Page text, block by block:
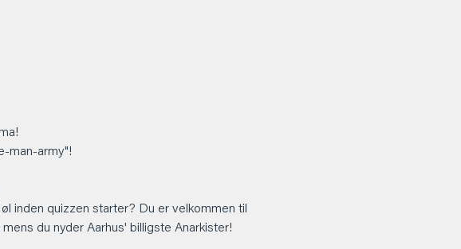
man-army"!
inden quizzen starter? Du er velkommen til
du nyder Aarhus' billigste Anarkister!